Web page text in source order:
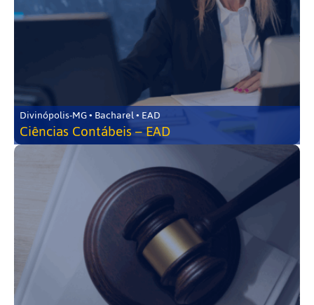
Divinópolis-MG • Bacharel • EAD
Ciências Contábeis – EAD